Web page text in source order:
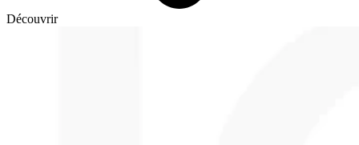
Découvrir